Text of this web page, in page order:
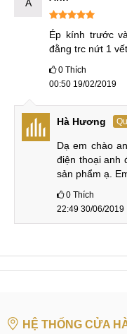
Hotline:037.437.9999
CN 2:398 Cầu
Hotline:096.2222.398
Hotline:
Tại TP Hồ Chí Minh
CN 4:123 Trần
Hotline:0969.520.520
CN 5:602 Lê
Hotline:
A
Ép kính trước
đằng trc nứt 1
0 Thích
00:50 19/02/2019
Hà Hương
Dạ em chào
điện thoại anh
sản phẩm ạ.
0 Thích
22:49 30/06/2019
HỆ THỐNG CỬA